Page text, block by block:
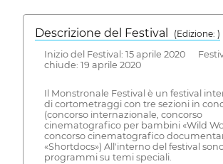
Descrizione del Festival
( Edizione: )
Inizio del Festival: 15 aprile 2020
chiude: 19 aprile 2020
Il Monstronale Festival è un festival
di cortometraggi con tre sezioni in
(concorso internazionale, concorso
cinematografico per bambini «Wild
concorso cinematografico
«Shortdocs») All'interno del festival
programmi su temi speciali.